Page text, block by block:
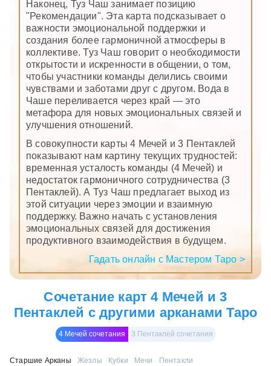
Наконец, Туз Чаш занимает позицию
"Рекомендации". Эта карта подсказывает о
важности эмоциональной поддержки и
создания более гармоничной атмосферы в
коллективе. Туз Чаш говорит о необходимости
открытости и искренности в общении, о том,
чтобы участники команды делились своими
чувствами и заботами друг с другом. Вода в
Чаше переливается через край — это
метафора для новых эмоциональных связей и
улучшения отношений.
В совокупности карты 4 Мечей и 3 Пентаклей
показывают нам картину текущих трудностей:
временная усталость команды (4 Мечей) и
недостаток гармоничного сотрудничества (3
Пентаклей). А Туз Чаш предлагает выход из
этой ситуации через эмоции и взаимную
поддержку. Важно начать с установления
эмоциональных связей для достижения
продуктивного взаимодействия в будущем.
Гадать онлайн с Мастером Таро >
Сочетание карт 4 Мечей и 3
Пентаклей с другими арканами Таро
4 Мечей сочетания 3 Пентаклей сочетания
Старшие Арканы Жезлы Кубки Мечи Пентакли